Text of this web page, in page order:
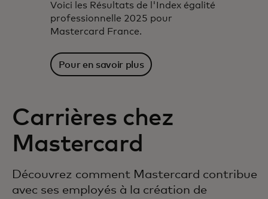
Voici les Résultats de l'Index égalité
professionnelle 2025 pour
Mastercard France.
Pour en savoir plus
Carrières chez
Mastercard
Découvrez comment Mastercard contribue
avec ses employés à la création de